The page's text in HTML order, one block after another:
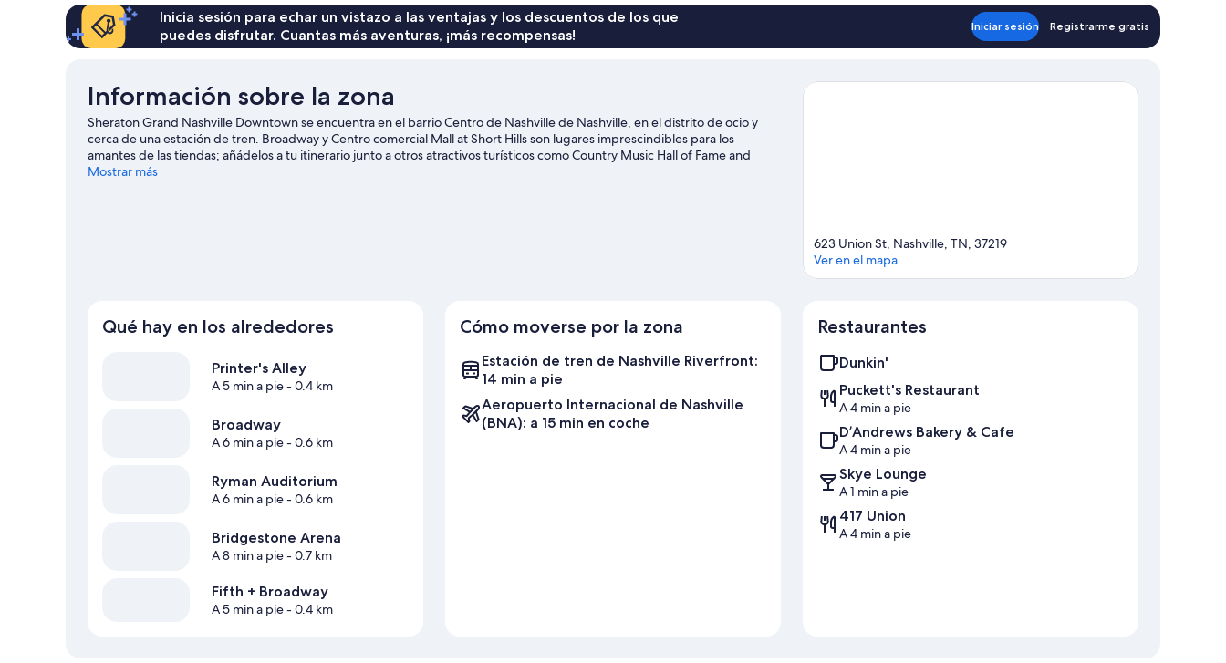
117 €
243 €
160 €
Inicia sesión para echar un vistazo a las ventajas y los descuentos de los que
puedes disfrutar. Cuantas más aventuras, ¡más recompensas!
Iniciar sesión Registrarme gratis
Información sobre la zona
Sheraton Grand Nashville Downtown se encuentra en el barrio Centro de Nashville de Nashville, en el distrito de ocio y
cerca de una estación de tren. Broadway y Centro comercial Mall at Short Hills son lugares imprescindibles para los
amantes de las tiendas; añádelos a tu itinerario junto a otros atractivos turísticos como Country Music Hall of Fame and
Museum y Parque acuático Nashville Shores. ¿Te apetece disfrutar de un evento especial? Puedes buscar el calendario de
Mostrar más
623 Union St, Nashville, TN, 37219
Ver en el mapa
Qué hay en los alrededores
Printer's Alley
A 5 min a pie- 0.4 km
Broadway
A 6 min a pie- 0.6 km
Ryman Auditorium
A 6 min a pie- 0.6 km
Bridgestone Arena
A 8 min a pie- 0.7 km
Fifth + Broadway
A 5 min a pie- 0.4 km
Cómo moverse por la zona
Estación de tren de Nashville Riverfront:
14 min a pie
Aeropuerto Internacional de Nashville
(BNA): a 15 min en coche
Restaurantes
Dunkin'
Puckett's Restaurant
A 4 min a pie
D’Andrews Bakery & Cafe
A 4 min a pie
Skye Lounge
A 1 min a pie
417 Union
A 4 min a pie